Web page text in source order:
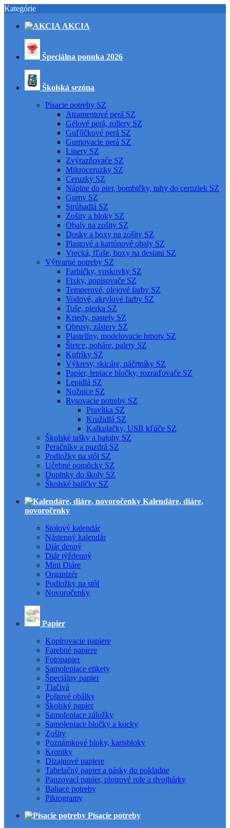
Kategórie
AKCIA
Špeciálna ponuka 2026
Školská sezóna
Písacie potreby SZ
Atramentové perá SZ
Gélové perá, rollery SZ
Guľôčkové perá SZ
Gumovacie perá SZ
Linery SZ
Zvýrazňovače SZ
Mikroceruzky SZ
Ceruzky SZ
Náplne do pier, bombičky, tuhy do ceruziek SZ
Gumy SZ
Strúhadlá SZ
Zošity a bloky SZ
Obaly na zošity SZ
Dosky a boxy na zošity SZ
Plastové a kartónové obaly SZ
Vrecká, fľaše, boxy na desiatu SZ
Výtvarné potreby SZ
Farbičky, voskovky SZ
Fixky, popisovače SZ
Temperové, olejové farby SZ
Vodové, akrylové farby SZ
Tuše, pierka SZ
Kriedy, pastely SZ
Obrusy, zástery SZ
Plastelíny, modelovacie hmoty SZ
Štetce, poháre, palety SZ
Kufríky SZ
Výkresy, skicáre, náčrtníky SZ
Papier, lepiace bločky, rozraďovače SZ
Lepidlá SZ
Nožnice SZ
Rysovacie potreby SZ
Pravítka SZ
Kružidlá SZ
Kalkulačky, USB kľúče SZ
Školské tašky a batohy SZ
Peračníky a puzdrá SZ
Podložky na stôl SZ
Učebné pomôcky SZ
Doplnky do školy SZ
Školské balíčky SZ
Kalendáre, diáre,
novoročenky
Stolový kalendár
Nástenný kalendár
Diár denný
Diár týždenný
Mini Diáre
Organizér
Podložky na stôl
Novoročenky
Papier
Kopírovacie papiere
Farebné papiere
Fotopapier
Samolepiace etikety
Špeciálny papier
Tlačivá
Poštové obálky
Školský papier
Samolepiace záložky
Samolepiace bločky a kocky
Zošity
Poznámkové bloky, karisbloky
Kroniky
Dizajnové papiere
Tabelačný papier a pásky do pokladne
Pauzovací papier, plotrové role a dvojhárky
Baliace potreby
Piktogramy
Písacie potreby